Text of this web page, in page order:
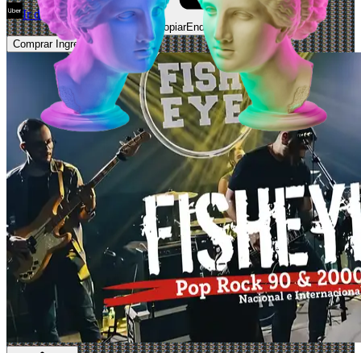
Ir de Uber Abrir Maps
CopiarEndereço
Comprar Ingressos